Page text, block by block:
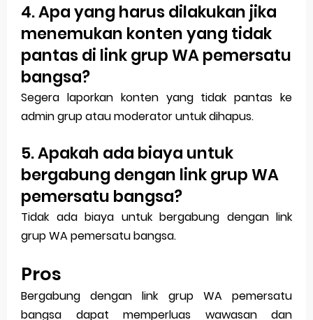
4. Apa yang harus dilakukan jika
menemukan konten yang tidak
pantas di link grup WA pemersatu
bangsa?
Segera laporkan konten yang tidak pantas ke
admin grup atau moderator untuk dihapus.
5. Apakah ada biaya untuk
bergabung dengan link grup WA
pemersatu bangsa?
Tidak ada biaya untuk bergabung dengan link
grup WA pemersatu bangsa.
Pros
Bergabung dengan link grup WA pemersatu
bangsa dapat memperluas wawasan dan